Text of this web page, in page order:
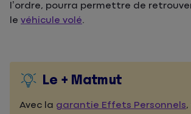
l’ordre, pourra permettre de
le véhicule volé.
Le + Matmut
Avec la garantie Effets Personnels